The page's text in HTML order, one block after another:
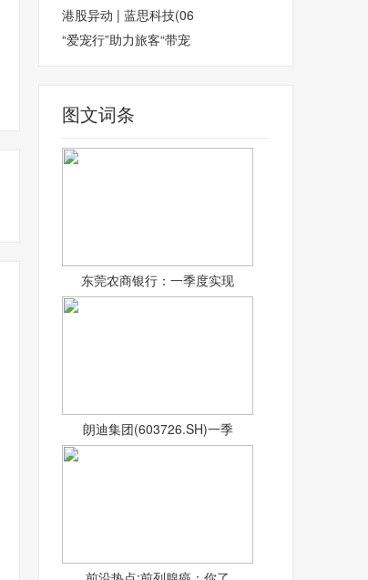
港股异动 | 蓝思科技(06
“爱宠行”助力旅客“带宠
图文词条
东莞农商银行：一季度实现
朗迪集团(603726.SH)一季